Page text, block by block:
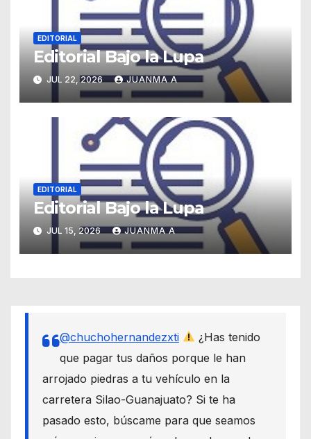
EDITORIAL
Editorial Bajo la Lupa
JUL 22, 2026 JUANMA A
EDITORIAL
Editorial Bajo la Lupa
JUL 15, 2026 JUANMA A
@chuchohernandezxti
¿Has tenido
que pagar tus daños porque le han
arrojado piedras a tu vehículo en la
carretera Silao-Guanajuato? Si te ha
pasado esto, búscame para que seamos